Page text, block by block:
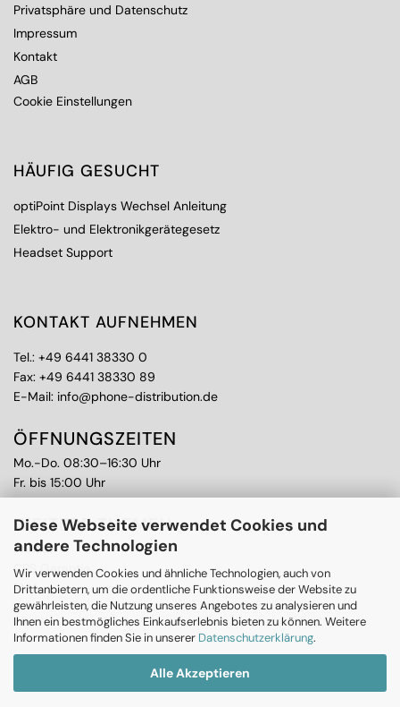
Diese Webseite verwendet Cookies und
andere Technologien
Wir verwenden Cookies und ähnliche Technologien, auch von
Drittanbietern, um die ordentliche Funktionsweise der Website zu
gewährleisten, die Nutzung unseres Angebotes zu analysieren und
Ihnen ein bestmögliches Einkaufserlebnis bieten zu können. Weitere
Informationen finden Sie in unserer Datenschutzerklärung.
Alle Akzeptieren
Privatsphäre und Datenschutz
Impressum
Kontakt
AGB
Cookie Einstellungen
HÄUFIG GESUCHT
optiPoint Displays Wechsel Anleitung
Elektro- und Elektronikgerätegesetz
Headset Support
KONTAKT AUFNEHMEN
Tel.: +49 6441 38330 0
Fax: +49 6441 38330 89
E-Mail: info@phone-distribution.de
ÖFFNUNGSZEITEN
Mo.-Do. 08:30–16:30 Uhr
Fr. bis 15:00 Uhr
WEITERE THEMEN
Ankauf
CPS Garantie
RMA